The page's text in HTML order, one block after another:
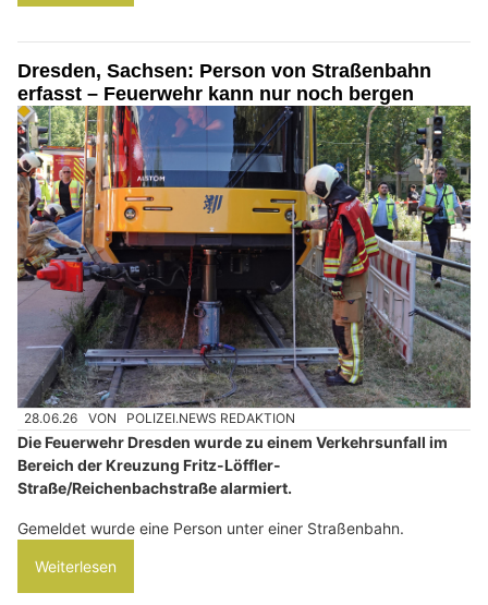
Dresden, Sachsen: Person von Straßenbahn
erfasst – Feuerwehr kann nur noch bergen
28.06.26 VON POLIZEI.NEWS REDAKTION
Die Feuerwehr Dresden wurde zu einem Verkehrsunfall im
Bereich der Kreuzung Fritz-Löffler-
Straße/Reichenbachstraße alarmiert.
Gemeldet wurde eine Person unter einer Straßenbahn.
Weiterlesen